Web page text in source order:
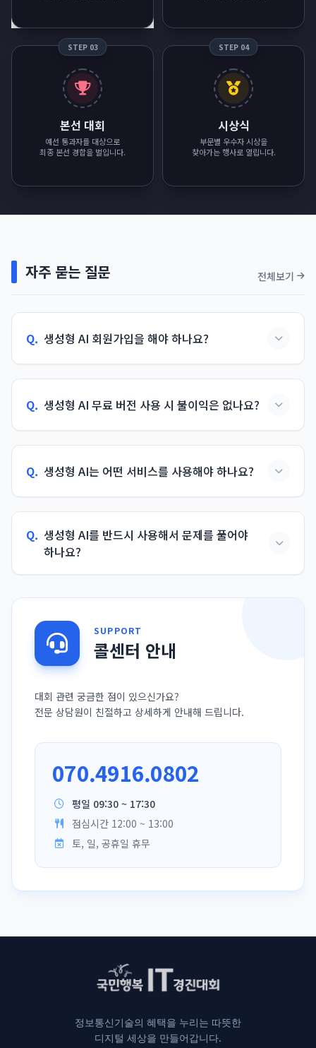
STEP 03
본선 대회
예선 통과자를 대상으로
최종 본선 경합을 벌입니다.
STEP 04
시상식
부문별 우수자 시상을
찾아가는 행사로 열립니다.
자주 묻는 질문 전체보기
Q. 생성형 AI 회원가입을 해야 하나요?
Q. 생성형 AI 무료 버전 사용 시 불이익은 없나요?
Q. 생성형 AI는 어떤 서비스를 사용해야 하나요?
Q. 생성형 AI를 반드시 사용해서 문제를 풀어야
하나요?
SUPPORT
콜센터 안내
대회 관련 궁금한 점이 있으신가요?
전문 상담원이 친절하고 상세하게 안내해 드립니다.
070.4916.0802
평일 09:30 ~ 17:30
점심시간 12:00 ~ 13:00
토, 일, 공휴일 휴무
정보통신기술의 혜택을 누리는 따뜻한
디지털 세상을 만들어갑니다.